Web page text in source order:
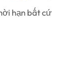
hạn bất cứ